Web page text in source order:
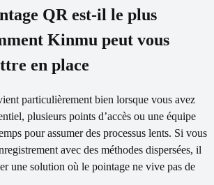
QR est-il le plus
Kinmu peut vous
en place
particulièrement bien lorsque vous avez
plusieurs points d’accès ou une équipe
pour assumer des processus lents. Si vous
avec des méthodes dispersées, il
une solution où le pointage ne vive pas de